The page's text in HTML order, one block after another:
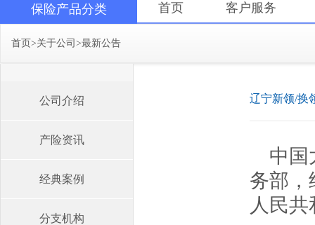
保险产品分类 首页 客户服务
首页>关于公司 >最新公告
公司介绍
产险资讯
经典案例
分支机构
辽宁新领/换
中国
务部，
人民